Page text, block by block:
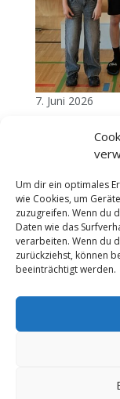
Um dir ein optimales
wie Cookies, um
zuzugreifen. Wenn du
Daten wie das
verarbeiten. Wenn du
zurückziehst, können
beeinträchtigt werden.
7. Juni 2026
U12-
1 2 3 … 10Nächste
Impressum